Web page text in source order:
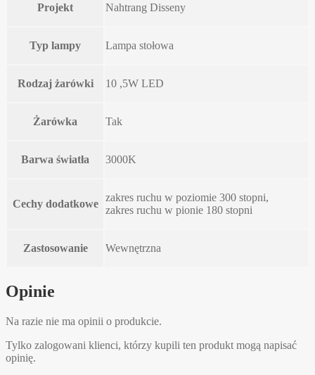
Projekt Nahtrang Disseny
Typ lampy Lampa stołowa
Rodzaj żarówki 10 ,5W LED
Żarówka Tak
Barwa światła 3000K
Cechy dodatkowe
zakres ruchu w poziomie 300 stopni,
zakres ruchu w pionie 180 stopni
Zastosowanie Wewnętrzna
Opinie
Na razie nie ma opinii o produkcie.
Tylko zalogowani klienci, którzy kupili ten produkt mogą napisać
opinię.